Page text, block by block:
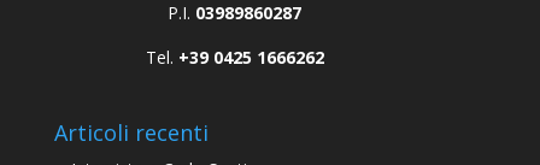
P.I. 03989860287
Tel. +39 0425 1666262
Articoli recenti